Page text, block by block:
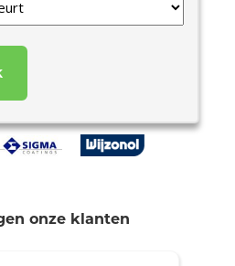
onze klanten